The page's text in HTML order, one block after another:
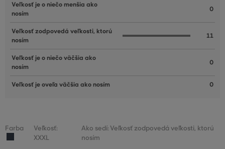
Veľkosť je o niečo menšia ako
nosím
0
Veľkosť zodpovedá veľkosti, ktorú
nosím
11
Veľkosť je o niečo väčšia ako
nosím
0
Veľkosť je oveľa väčšia ako nosím 0
Farba
Veľkosť:
XXXL
Ako sedí: Veľkosť zodpovedá veľkosti, ktorú
nosím